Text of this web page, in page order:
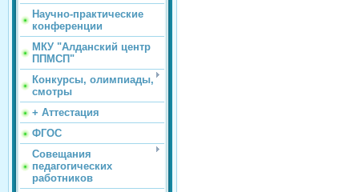
Научно-практические
конференции
МКУ "Алданский центр
ППМСП"
Конкурсы, олимпиады,
смотры
+ Аттестация
ФГОС
Совещания
педагогических
работников